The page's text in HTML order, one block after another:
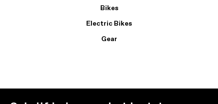
Bikes
Electric Bikes
Gear